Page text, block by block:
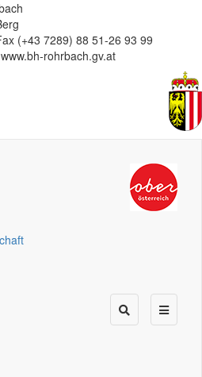
(+43 7289) 88 51-26 93 99
rohrbach.gv.at